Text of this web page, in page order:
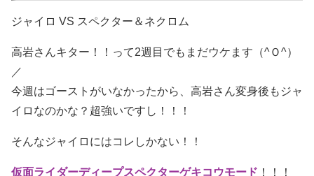
ジャイロ VS スペクター＆ネクロム
高岩さんキター！！って2週目でもまだウケます（^Ｏ^）
／
今週はゴーストがいなかったから、高岩さん変身後もジャ
イロなのかな？超強いですし！！！
そんなジャイロにはコレしかない！！
仮面ライダーディープスペクターゲキコウモード ！！！